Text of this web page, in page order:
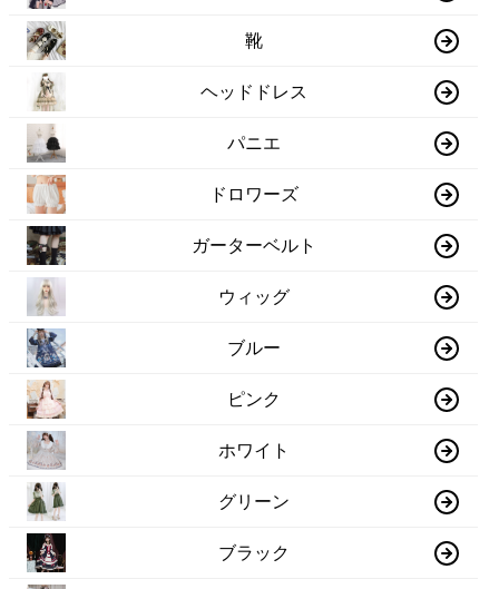
靴
ヘッドドレス
パニエ
ドロワーズ
ガーターベルト
ウィッグ
ブルー
ピンク
ホワイト
グリーン
ブラック